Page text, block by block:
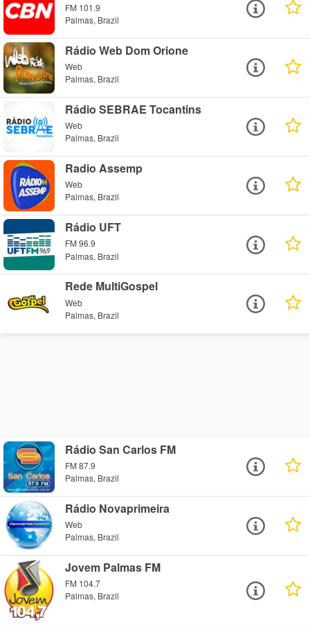
FM 101.9
Palmas, Brazil
Rádio Web Dom Orione
Web
Palmas, Brazil
Rádio SEBRAE Tocantins
Web
Palmas, Brazil
Radio Assemp
Web
Palmas, Brazil
Rádio UFT
FM 96.9
Palmas, Brazil
Rede MultiGospel
Web
Palmas, Brazil
Rádio San Carlos FM
FM 87.9
Palmas, Brazil
Rádio Novaprimeira
Web
Palmas, Brazil
Jovem Palmas FM
FM 104.7
Palmas, Brazil